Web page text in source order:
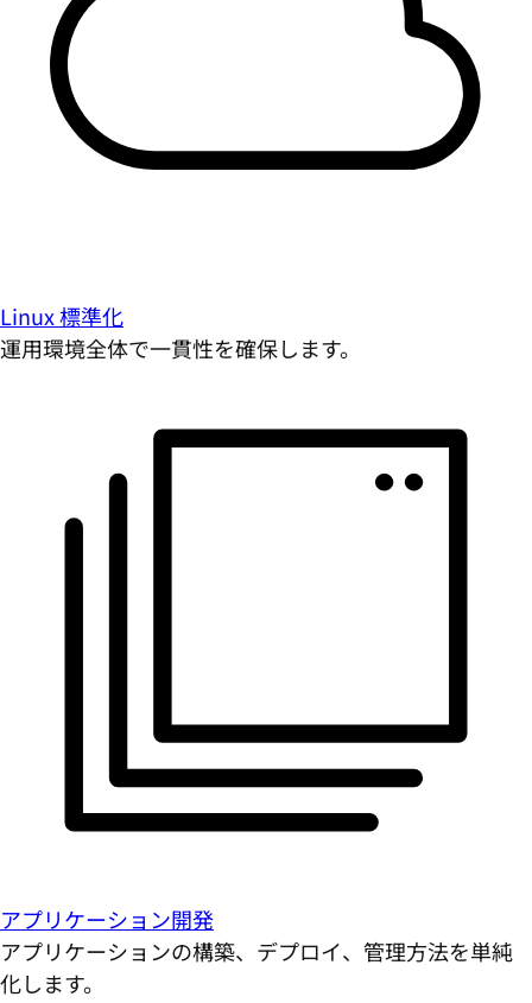
Linux 標準化
運用環境全体で一貫性を確保します。
アプリケーション開発
アプリケーションの構築、デプロイ、管理方法を単純
化します。